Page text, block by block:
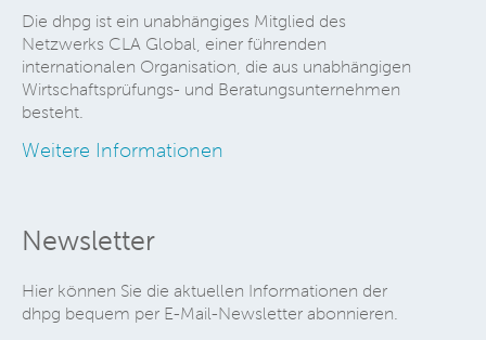
Die dhpg ist ein unabhängiges Mitglied des
Netzwerks CLA Global, einer führenden
internationalen Organisation, die aus unabhängigen
Wirtschaftsprüfungs- und Beratungsunternehmen
besteht.
Weitere Informationen
Newsletter
Hier können Sie die aktuellen Informationen der
dhpg bequem per E-Mail-Newsletter abonnieren.